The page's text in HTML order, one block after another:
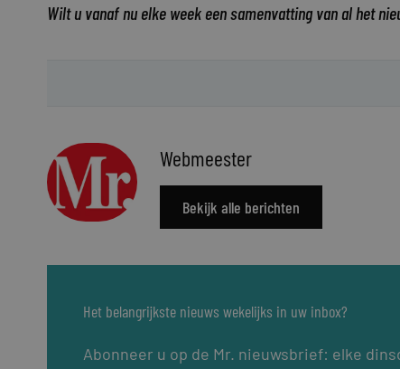
Wilt u vanaf nu elke week een samenvatting van al het
Webmeester
Bekijk alle berichten
Het belangrijkste nieuws wekelijks in uw inbox?
Abonneer u op de Mr. nieuwsbrief: elke